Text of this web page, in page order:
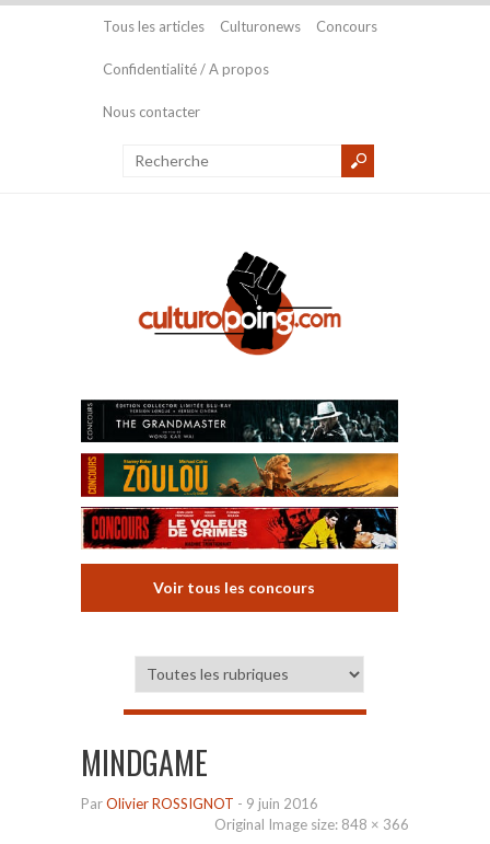
Tous les articles Culturonews Concours
Confidentialité / A propos
Nous contacter
Voir tous les concours
MINDGAME
ParOlivier ROSSIGNOT - 9 juin 2016
Original Image size: 848 × 366